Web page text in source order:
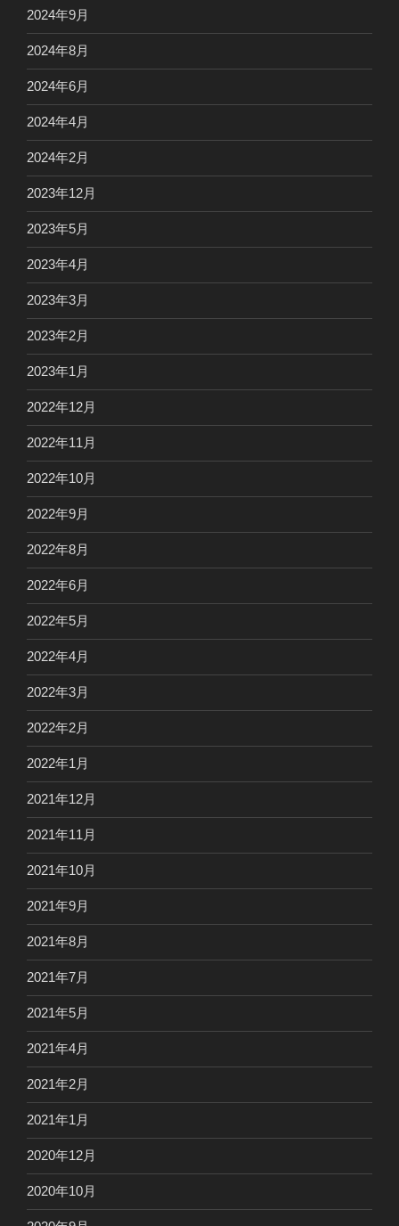
2024年9月
2024年8月
2024年6月
2024年4月
2024年2月
2023年12月
2023年5月
2023年4月
2023年3月
2023年2月
2023年1月
2022年12月
2022年11月
2022年10月
2022年9月
2022年8月
2022年6月
2022年5月
2022年4月
2022年3月
2022年2月
2022年1月
2021年12月
2021年11月
2021年10月
2021年9月
2021年8月
2021年7月
2021年5月
2021年4月
2021年2月
2021年1月
2020年12月
2020年10月